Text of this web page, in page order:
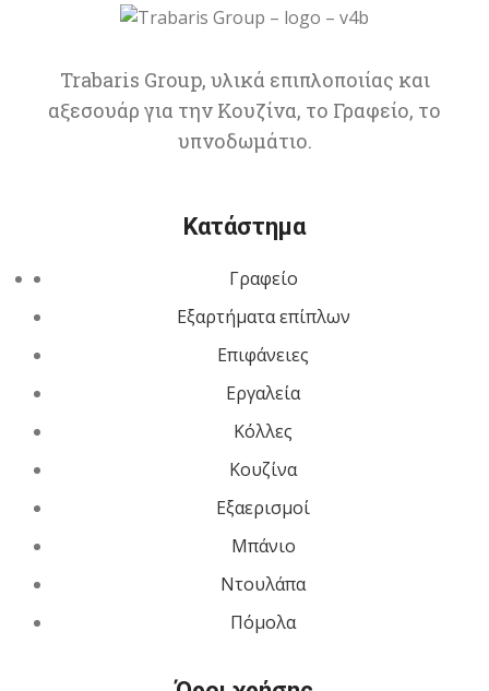
Trabaris Group, υλικά επιπλοποιίας και
αξεσουάρ για την Κουζίνα, το Γραφείο, το
υπνοδωμάτιο.
Κατάστημα
Γραφείο
Εξαρτήματα επίπλων
Επιφάνειες
Εργαλεία
Κόλλες
Κουζίνα
Εξαερισμοί
Μπάνιο
Ντουλάπα
Πόμολα